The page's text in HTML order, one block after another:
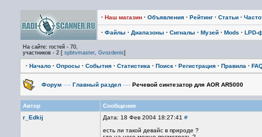
· Наш магазин · Объявления · Рейтинг · Статьи ·
· Файлы · Диапазоны · Сигналы · Музей · Mods · LPD-
На сайте: гостей - 70,
участников - 2 [ spbtvmaster, Gvozdenis]
· Начало · Опросы · События · Статистика · Поиск · Регистрация · Правила ·
Форум —› Главный раздел —› Речевой синтезатор для AOR AR5000
Автор
Сообщение
r_Edkij
Дата: 18 Фев 2004 18:27:41 #
есть ли такой девайс в природе ?